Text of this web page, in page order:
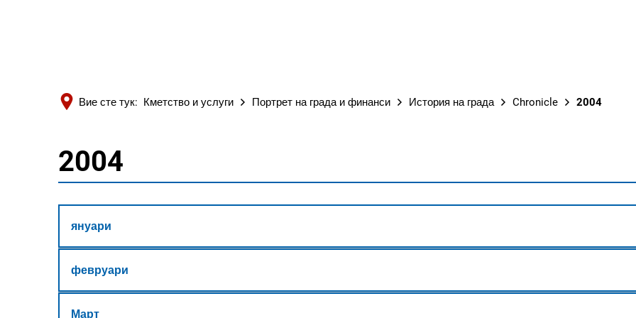
Вие сте тук: Кметство и услуги Портрет на града и финанси История на града Chronicle 2004
20042004
януари
февруари
Март